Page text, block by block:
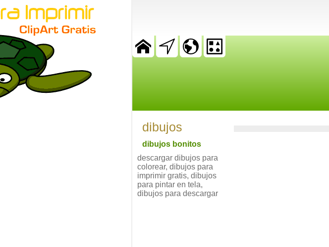
dibujos
dibujos bonitos
descargar dibujos para
colorear, dibujos para
imprimir gratis, dibujos
para pintar en tela,
dibujos para descargar